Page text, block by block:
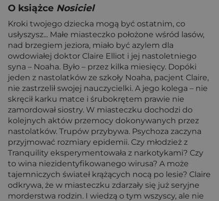
O książce Nosiciel
Kroki twojego dziecka mogą być ostatnim, co
usłyszysz... Małe miasteczko położone wśród lasów,
nad brzegiem jeziora, miało być azylem dla
owdowiałej doktor Claire Elliot i jej nastoletniego
syna – Noaha. Było – przez kilka miesięcy. Dopóki
jeden z nastolatków ze szkoły Noaha, pacjent Claire,
nie zastrzelił swojej nauczycielki. A jego kolega – nie
skręcił karku matce i śrubokrętem prawie nie
zamordował siostry. W miasteczku dochodzi do
kolejnych aktów przemocy dokonywanych przez
nastolatków. Trupów przybywa. Psychoza zaczyna
przyjmować rozmiary epidemii. Czy młodzież z
Tranquility eksperymentowała z narkotykami? Czy
to wina niezidentyfikowanego wirusa? A może
tajemniczych świateł krążących nocą po lesie? Claire
odkrywa, że w miasteczku zdarzały się już seryjne
morderstwa rodzin. I wiedzą o tym wszyscy, ale nie